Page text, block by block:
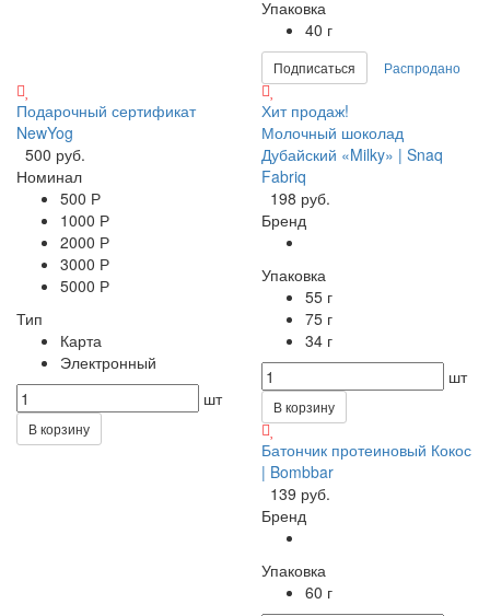
Упаковка
40 г
Подписаться Распродано
Подарочный сертификат
NewYog
500 руб.
Номинал
500 Р
1000 Р
2000 Р
3000 Р
5000 Р
Тип
Карта
Электронный
шт
В корзину
Хит продаж!
Молочный шоколад
Дубайский «Milky» | Snaq
Fabriq
198 руб.
Бренд
Упаковка
55 г
75 г
34 г
шт
В корзину
Батончик протеиновый Кокос
| Bombbar
139 руб.
Бренд
Упаковка
60 г